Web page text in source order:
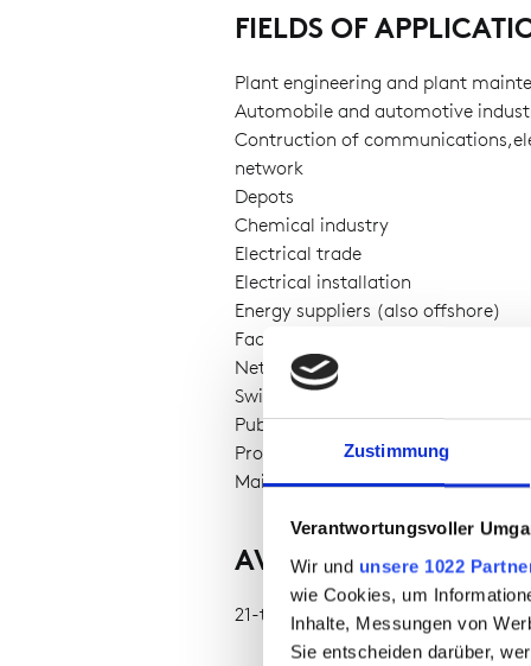
Zustimmung
Verantwortungsvoller
Wir und unsere 1022
wie Cookies, um
Inhalte, Messungen von
Sie entscheiden darüber,
FIELDS OF
Plant engineering and plant
Automobile and automotive
Contruction of
network
Depots
Chemical industry
Electrical trade
Electrical installation
Energy suppliers (also offshore)
Facility management
Network technology
Switchgear construction
Public utility companies
Provider (gas, electricity, water)
Maintanance of low-voltage
AVAILABILITY
21-to-wear